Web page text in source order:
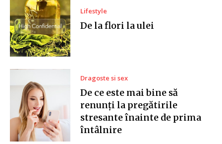
Lifestyle
De la flori la ulei
Dragoste si sex
De ce este mai bine să
renunți la pregătirile
stresante înainte de prima
întâlnire